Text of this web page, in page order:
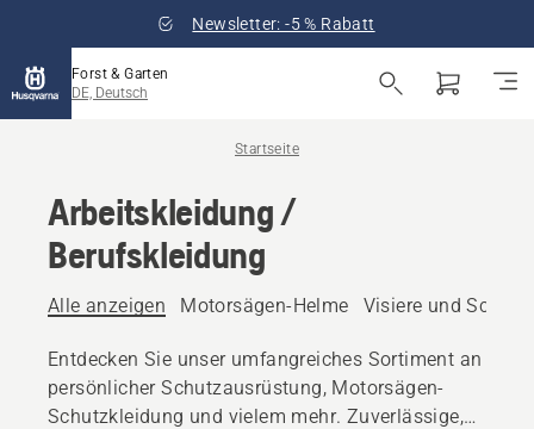
Newsletter: -5 % Rabatt
Forst & Garten
DE, Deutsch
Startseite
Arbeitskleidung /
Berufskleidung
Alle anzeigen Motorsägen-Helme Visiere und
Entdecken Sie unser umfangreiches Sortiment an
persönlicher Schutzausrüstung, Motorsägen-
Schutzkleidung und vielem mehr. Zuverlässige,